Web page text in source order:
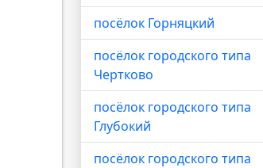
посёлок Горняцкий
посёлок городского типа
Чертково
посёлок городского типа
Глубокий
посёлок городского типа